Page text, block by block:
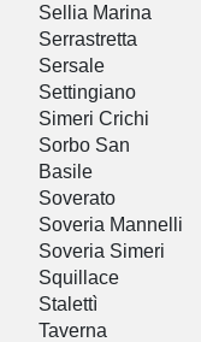
Sellia Marina
Serrastretta
Sersale
Settingiano
Simeri Crichi
Sorbo San
Basile
Soverato
Soveria Mannelli
Soveria Simeri
Squillace
Stalettì
Taverna